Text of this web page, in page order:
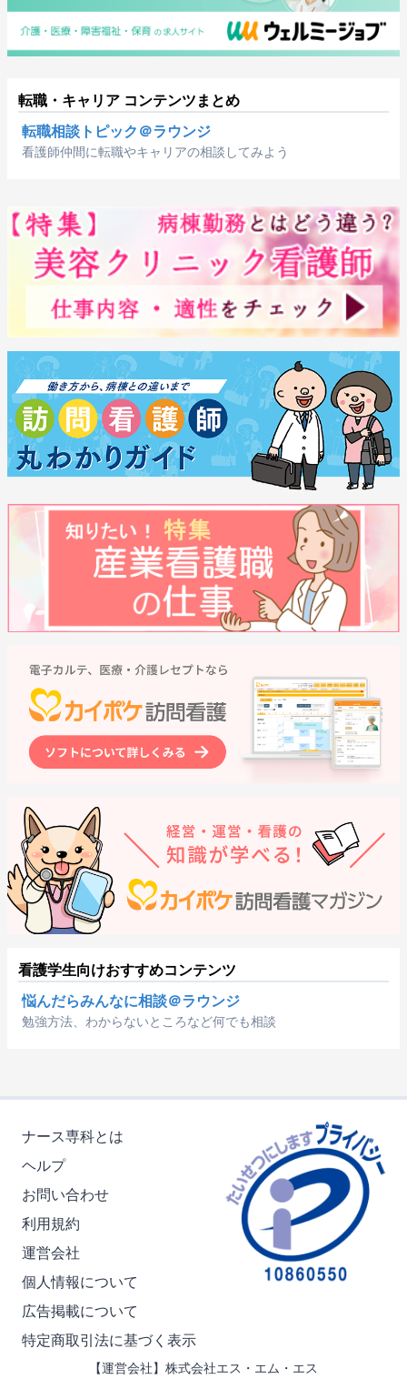
転職・キャリア コンテンツまとめ
転職相談トピック＠ラウンジ
看護師仲間に転職やキャリアの相談してみよう
看護学生向けおすすめコンテンツ
悩んだらみんなに相談＠ラウンジ
勉強方法、わからないところなど何でも相談
ナース専科とは
ヘルプ
お問い合わせ
利用規約
運営会社
個人情報について
広告掲載について
特定商取引法に基づく表示
【運営会社】株式会社エス・エム・エス